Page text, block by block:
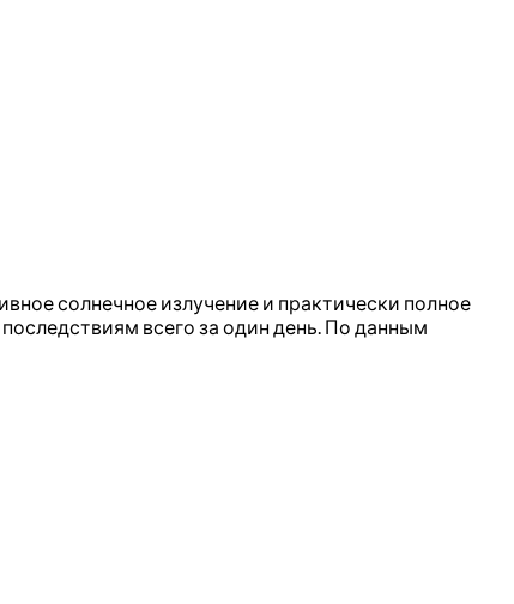
солнечное излучение и практически полное
всего за один день. По данным